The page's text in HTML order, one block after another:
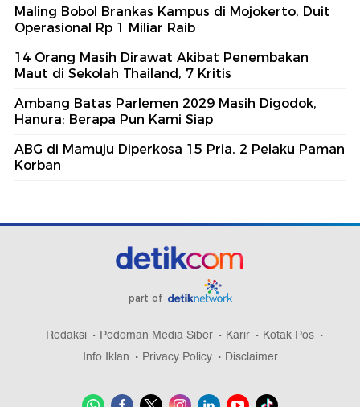
Maling Bobol Brankas Kampus di Mojokerto, Duit
Operasional Rp 1 Miliar Raib
14 Orang Masih Dirawat Akibat Penembakan
Maut di Sekolah Thailand, 7 Kritis
Ambang Batas Parlemen 2029 Masih Digodok,
Hanura: Berapa Pun Kami Siap
ABG di Mamuju Diperkosa 15 Pria, 2 Pelaku Paman
Korban
part of
Redaksi Pedoman Media Siber Karir
Kotak Pos
Info Iklan
Privacy Policy Disclaimer